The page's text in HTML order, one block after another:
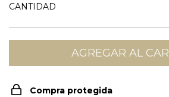
CANTIDAD
Compra protegida